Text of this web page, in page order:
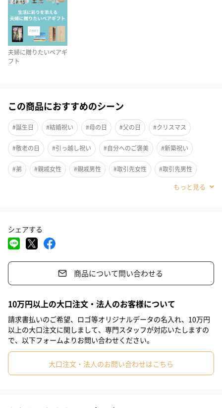
やさしい色づかいと柔らかな質感が合わさり、大人かわいいを演
小花のレリーフに霧がかったような表情を見せ、アンニュイな食
深めのオーバルボウルはカレーやパスタなどはもちろん食卓のメ
イン料理にも。
結婚式などでも人気のサムシングブルーをイメージしたアイテ
ム。
日常でも使いやすい色合いの釉薬で表現しました。
プレートやボウルには小花のレリーフがエンボスで施されてお
夫婦に贈りたいペアギ
フト
この商品におすすめのシーン
#誕生日 #結婚祝い #母の日 #父の日 #クリスマス
#敬老の日 #引っ越し祝い #自分へのご褒美 #新築祝い
#弟 #親戚女性 #親戚男性 #取引先女性 #取引先男性
#姪 #娘
#上司男性
#妻 #夫
#20代後半 #30代 #40代 #50代
シェアする
商品について問い合わせる
10万円以上の大口注文・法人のお客様について
請求書払いのご希望、ロゴ等オリジナルデータの名入れ、10万円
以上の大口注文に関しまして、専門スタッフが対応いたしますの
で、以下フォームよりお問い合わせください。
大口注文・法人のお問い合わせはこちら